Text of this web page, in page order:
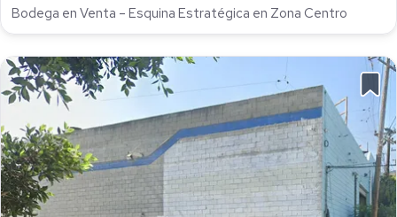
Bodega en Venta – Esquina Estratégica en Zona Centro